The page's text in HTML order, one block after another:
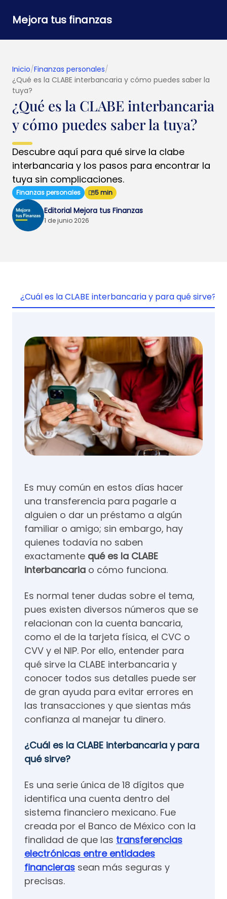
Mejora tus finanzas
Inicio/Finanzas personales/
¿Qué es la CLABE interbancaria y cómo puedes saber la
tuya?
¿Qué es la CLABE interbancaria
y cómo puedes saber la tuya?
Descubre aquí para qué sirve la clabe
interbancaria y los pasos para encontrar la
tuya sin complicaciones.
Finanzas personales 5 min
Editorial Mejora tus Finanzas
1 de junio 2026
¿Cuál es la CLABE interbancaria y para qué sirve?
Es muy común en estos días hacer
una transferencia para pagarle a
alguien o dar un préstamo a algún
familiar o amigo; sin embargo, hay
quienes todavía no saben
exactamente qué es la CLABE
interbancaria o cómo funciona.
Es normal tener dudas sobre el tema,
pues existen diversos números que se
relacionan con la cuenta bancaria,
como el de la tarjeta física, el CVC o
CVV y el NIP. Por ello, entender para
qué sirve la CLABE interbancaria y
conocer todos sus detalles puede ser
de gran ayuda para evitar errores en
las transacciones y que sientas más
confianza al manejar tu dinero.
¿Cuál es la CLABE interbancaria y para
qué sirve?
Es una serie única de 18 dígitos que
identifica una cuenta dentro del
sistema financiero mexicano. Fue
creada por el Banco de México con la
finalidad de que las transferencias
electrónicas entre entidades
financieras sean más seguras y
precisas.